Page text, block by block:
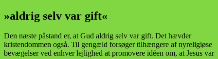
»aldrig selv var gift«
Den næste påstand er, at Gud aldrig selv var gift. Det hævder
kristendommen også. Til gengæld forsøger tilhængere af nyreligiøse
bevægelser ved enhver lejlighed at promovere idéen om, at Jesus var